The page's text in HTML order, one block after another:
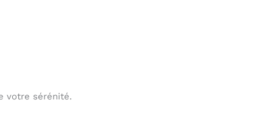
votre sérénité.